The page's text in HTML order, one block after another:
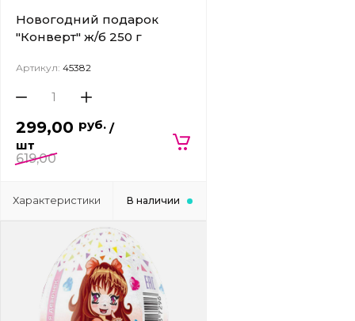
Новогодний подарок
"Конверт" ж/б 250 г
Артикул: 45382
299,00 руб. /
шт
619,00
Характеристики В наличии